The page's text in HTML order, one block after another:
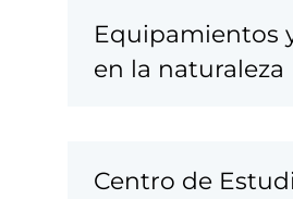
Equipamientos
en la naturaleza
Centro de